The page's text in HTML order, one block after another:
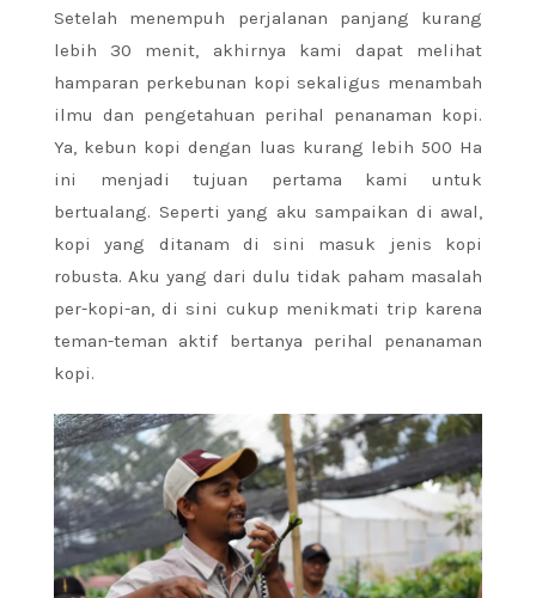
Setelah menempuh perjalanan panjang kurang
lebih 30 menit, akhirnya kami dapat melihat
hamparan perkebunan kopi sekaligus menambah
ilmu dan pengetahuan perihal penanaman kopi.
Ya, kebun kopi dengan luas kurang lebih 500 Ha
ini menjadi tujuan pertama kami untuk
bertualang. Seperti yang aku sampaikan di awal,
kopi yang ditanam di sini masuk jenis kopi
robusta. Aku yang dari dulu tidak paham masalah
per-kopi-an, di sini cukup menikmati trip karena
teman-teman aktif bertanya perihal penanaman
kopi.